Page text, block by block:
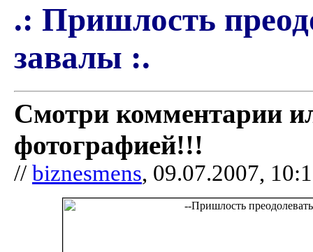
.: Пришлость
завалы :.
Смотри комментарии
фотографией!!!
// biznesmens, 09.07.2007,